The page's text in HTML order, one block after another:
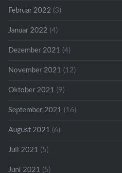
Februar 2022 (3)
Januar 2022 (4)
Dezember 2021 (4)
November 2021 (12)
Oktober 2021 (9)
September 2021 (16)
August 2021 (6)
Juli 2021 (5)
Juni 2021 (5)